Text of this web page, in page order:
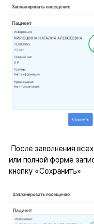
После заполнения
или полной форме
кнопку «Сохранить»